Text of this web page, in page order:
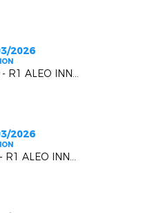
2026
Highlights J19 - R1 ALEO INNOVATION | AS Monaco FC 2 VS FC Beausoleil
2026
Highlights J19- R1 ALEO INNOVATION | AC Vedène Le Pontet VS AS Cagnes Le Cros